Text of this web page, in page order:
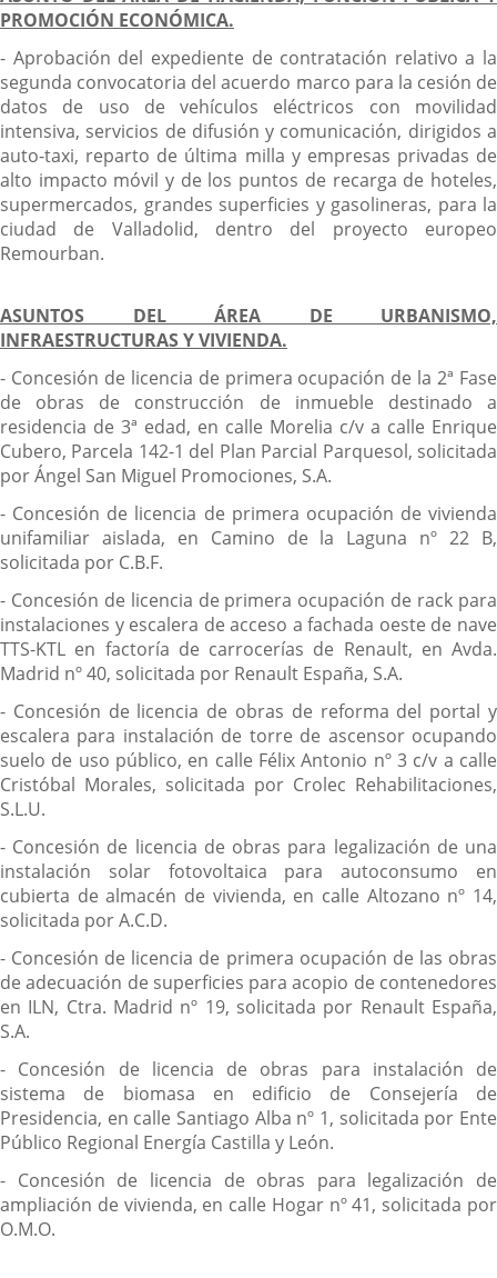
PROMOCIÓN ECONÓMICA.
- Aprobación del expediente de contratación relativo a la
segunda convocatoria del acuerdo marco para la cesión de
datos de uso de vehículos eléctricos con movilidad
intensiva, servicios de difusión y comunicación, dirigidos a
auto-taxi, reparto de última milla y empresas privadas de
alto impacto móvil y de los puntos de recarga de hoteles,
supermercados, grandes superficies y gasolineras, para la
ciudad de Valladolid, dentro del proyecto europeo
Remourban.
ASUNTOS DEL ÁREA DE URBANISMO,
INFRAESTRUCTURAS Y VIVIENDA.
- Concesión de licencia de primera ocupación de la 2ª Fase
de obras de construcción de inmueble destinado a
residencia de 3ª edad, en calle Morelia c/v a calle Enrique
Cubero, Parcela 142-1 del Plan Parcial Parquesol, solicitada
por Ángel San Miguel Promociones, S.A.
- Concesión de licencia de primera ocupación de vivienda
unifamiliar aislada, en Camino de la Laguna nº 22 B,
solicitada por C.B.F.
- Concesión de licencia de primera ocupación de rack para
instalaciones y escalera de acceso a fachada oeste de nave
TTS-KTL en factoría de carrocerías de Renault, en Avda.
Madrid nº 40, solicitada por Renault España, S.A.
- Concesión de licencia de obras de reforma del portal y
escalera para instalación de torre de ascensor ocupando
suelo de uso público, en calle Félix Antonio nº 3 c/v a calle
Cristóbal Morales, solicitada por Crolec Rehabilitaciones,
S.L.U.
- Concesión de licencia de obras para legalización de una
instalación solar fotovoltaica para autoconsumo en
cubierta de almacén de vivienda, en calle Altozano nº 14,
solicitada por A.C.D.
- Concesión de licencia de primera ocupación de las obras
de adecuación de superficies para acopio de contenedores
en ILN, Ctra. Madrid nº 19, solicitada por Renault España,
S.A.
- Concesión de licencia de obras para instalación de
sistema de biomasa en edificio de Consejería de
Presidencia, en calle Santiago Alba nº 1, solicitada por Ente
Público Regional Energía Castilla y León.
- Concesión de licencia de obras para legalización de
ampliación de vivienda, en calle Hogar nº 41, solicitada por
O.M.O.